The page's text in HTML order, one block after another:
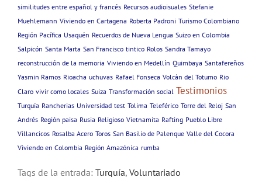
similitudes entre español y francés Recursos audioisuales Stefanie
Muehlemann Viviendo en Cartagena Roberta Padroni Turismo Colombiano
Región Pacífica Usaquén Recuerdos de Nueva Lengua Suizo en Colombia
Salpicón Santa Marta San Francisco tintico Rolos Sandra Tamayo
reconstrucción de la memoria Viviendo en Medellín Quimbaya Santafereños
Yasmin Ramos Rioacha uchuvas Rafael Fonseca Volcán del Totumo Rio
Claro vivir como locales Suiza Transformación social Testimonios
Turquía Rancherias Universidad test Tolima Teleférico Torre del Reloj San
Andrés Región paisa Rusia Religioso Vietnamita Rafting Pueblo Libre
Villancicos Rosalba Acero Toros San Basilio de Palenque Valle del Cocora
Viviendo en Colombia Región Amazónica rumba
Tags de la entrada: Turquía, Voluntariado